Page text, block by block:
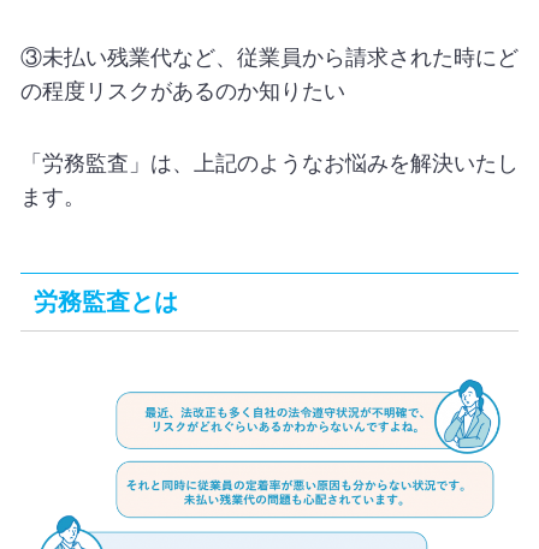
③未払い残業代など、従業員から請求された時にど
の程度リスクがあるのか知りたい
「労務監査」は、上記のようなお悩みを解決いたし
ます。
労務監査とは